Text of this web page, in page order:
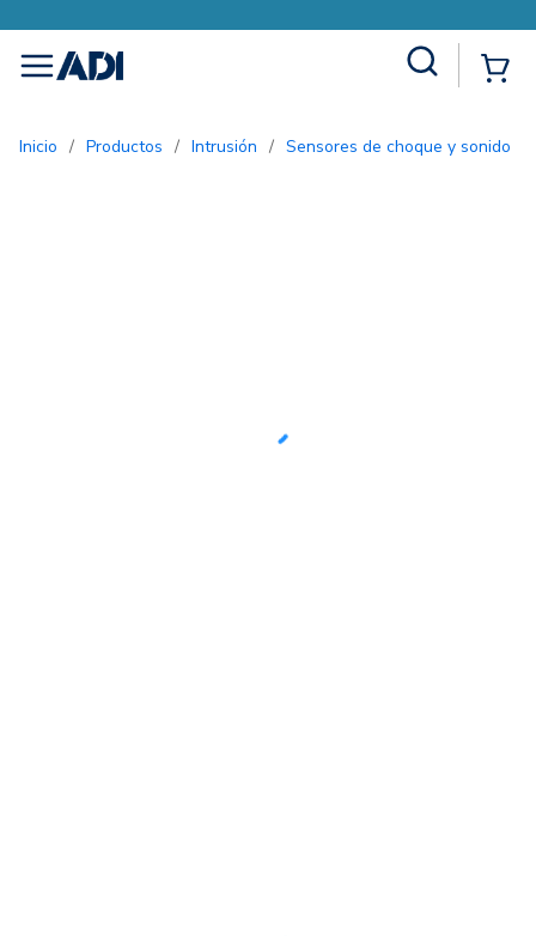
menu
Inicio / Productos / Intrusión / Sensores de choque y sonido